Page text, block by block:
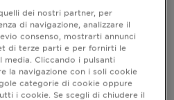
26, 2022
un fastidioso prurito dopo
tutte le cause e le
capelluto.
dei nostri partner, per
di navigazione, analizzare il
consenso, mostrarti annunci
di terze parti e per fornirti le
media. Cliccando i pulsanti
la navigazione con i soli cookie
categorie di cookie oppure
i cookie. Se scegli di chiudere il